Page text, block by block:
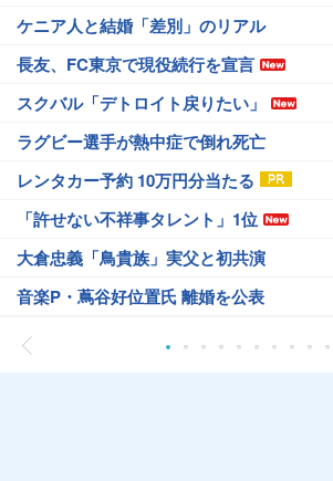
ケニア人と結婚「差別」のリアル
長友、FC東京で現役続行を宣言
スクバル「デトロイト戻りたい」
ラグビー選手が熱中症で倒れ死亡
レンタカー予約 10万円分当たる
「許せない不祥事タレント」1位
大倉忠義「鳥貴族」実父と初共演
音楽P・蔦谷好位置氏 離婚を公表